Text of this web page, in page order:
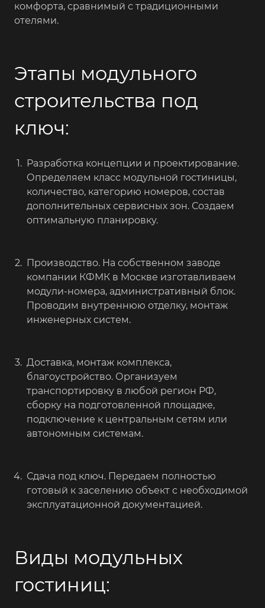
комфорта, сравнимый с традиционными
отелями.
Этапы модульного
строительства под
ключ:
Разработка концепции и проектирование.
Определяем класс модульной гостиницы,
количество, категорию номеров, состав
дополнительных сервисных зон. Создаем
оптимальную планировку.
Производство. На собственном заводе
компании КФМК в Москве изготавливаем
модули-номера, административный блок.
Проводим внутреннюю отделку, монтаж
инженерных систем.
Доставка, монтаж комплекса,
благоустройство. Организуем
транспортировку в любой регион РФ,
сборку на подготовленной площадке,
подключение к центральным сетям или
автономным системам.
Сдача под ключ. Передаем полностью
готовый к заселению объект с необходимой
эксплуатационной документацией.
Виды модульных
гостиниц: